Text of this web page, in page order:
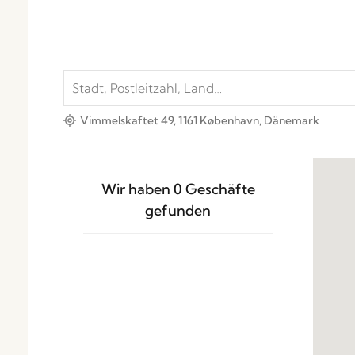
Vimmelskaftet 49, 1161 København, Dänemark
Wir haben 0 Geschäfte
gefunden